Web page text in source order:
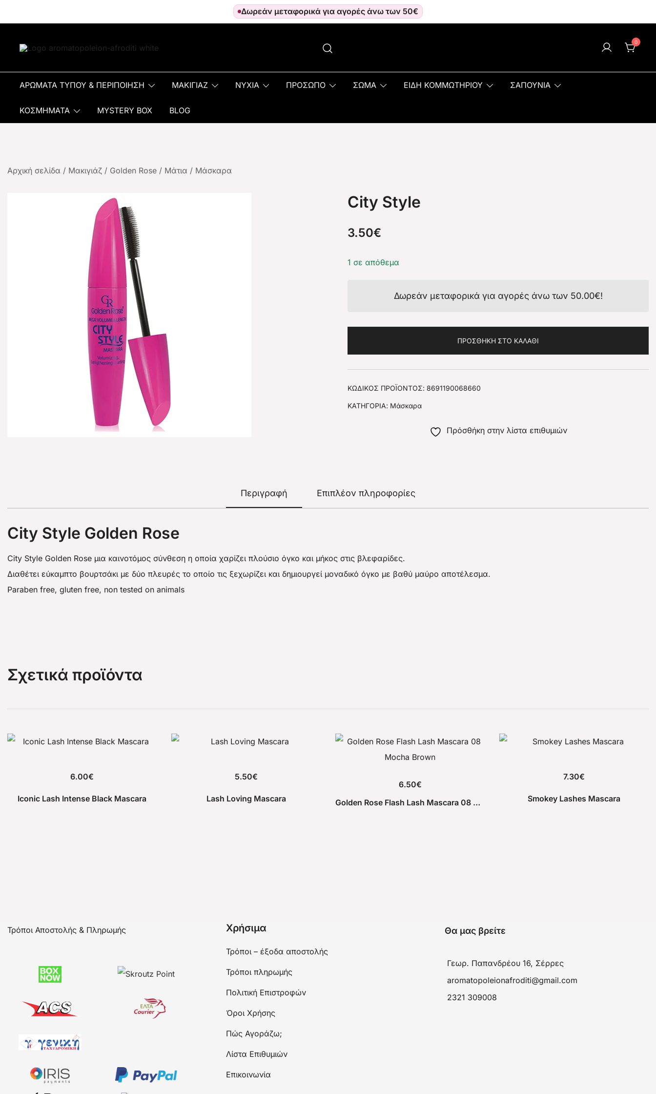
Δωρεάν μεταφορικά για αγορές άνω των 50€
0
ΑΡΩΜΑΤΑ ΤΥΠΟΥ & ΠΕΡΙΠΟΙΗΣΗ ΜΑΚΙΓΙΑΖ ΝΥΧΙΑ ΠΡΟΣΩΠΟ ΣΩΜΑ ΕΙΔΗ ΚΟΜΜΩΤΗΡΙΟΥ ΣΑΠΟΥΝΙΑ
ΚΟΣΜΗΜΑΤΑ MYSTERY BOX BLOG
Αρχική σελίδα / Μακιγιάζ / Golden Rose / Μάτια / Μάσκαρα
City Style
3.50€
1 σε απόθεμα
Δωρεάν μεταφορικά για αγορές άνω των 50.00€!
ΠΡΟΣΘΉΚΗ ΣΤΟ ΚΑΛΆΘΙ
ΚΩΔΙΚΌΣ ΠΡΟΪΌΝΤΟΣ: 8691190068660
ΚΑΤΗΓΟΡΊΑ: Μάσκαρα
Πρόσθήκη στην λίστα επιθυμιών
Περιγραφή Επιπλέον πληροφορίες
City Style Golden Rose
City Style Golden Rose μια καινοτόμος σύνθεση η οποία χαρίζει πλούσιο όγκο και μήκος στις βλεφαρίδες.
Διαθέτει εύκαμπτο βουρτσάκι με δύο πλευρές το οποίο τις ξεχωρίζει και δημιουργεί μοναδικό όγκο με βαθύ μαύρο αποτέλεσμα.
Paraben free, gluten free, non tested on animals
Σχετικά προϊόντα
6.00€
Iconic Lash Intense Black Mascara
5.50€
Lash Loving Mascara
6.50€
Golden Rose Flash Lash Mascara 08 Mocha Brown
7.30€
Smokey Lashes Mascara
Τρόποι Αποστολής & Πληρωμής Χρήσιμα
Τρόποι – έξοδα αποστολής
Τρόποι πληρωμής
Πολιτική Επιστροφών
Όροι Χρήσης
Πώς Αγοράζω;
Λίστα Επιθυμιών
Επικοινωνία
Θα μας βρείτε
Γεωρ. Παπανδρέου 16, Σέρρες
aromatopoleionafroditi@gmail.com
2321 309008